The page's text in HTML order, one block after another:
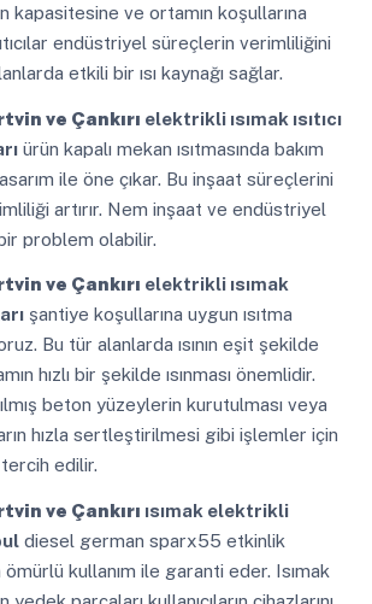
kapasitesine ve ortamın koşullarına
endüstriyel süreçlerin verimliliğini
etkili bir ısı kaynağı sağlar.
ve Çankırı elektrikli ısımak ısıtıcı
ürün kapalı mekan ısıtmasında bakım
ile öne çıkar. Bu inşaat süreçlerini
artırır. Nem inşaat ve endüstriyel
problem olabilir.
ve Çankırı elektrikli ısımak
şantiye koşullarına uygun ısıtma
Bu tür alanlarda ısının eşit şekilde
hızlı bir şekilde ısınması önemlidir.
beton yüzeylerin kurutulması veya
hızla sertleştirilmesi gibi işlemler için
tercih edilir.
ve Çankırı ısımak elektrikli
diesel german sparx55 etkinlik
ömürlü kullanım ile garanti eder. Isımak